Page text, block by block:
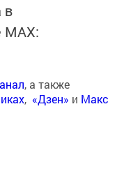
в
MАХ:
, а также
, «Дзен» и Макс